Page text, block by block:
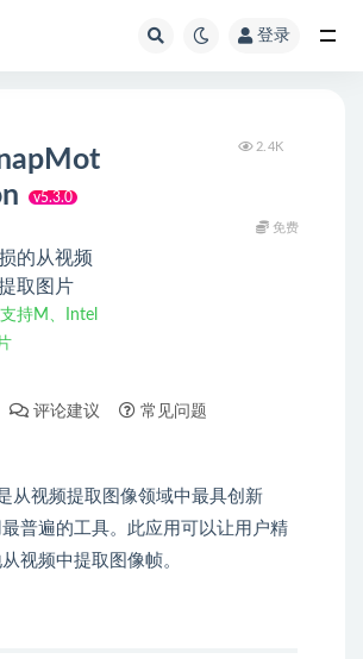
登录
v5.3.0
的从视频
取图片
支持M、Intel
2.4K
免费
评论建议 常见问题
从视频提取图像领域中最具创新
普遍的工具。此应用可以让用户精
视频中提取图像帧。